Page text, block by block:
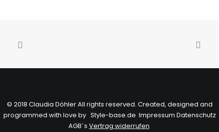
© 2018 Claudia Döhler All rights reserved. Created, designed and
programmed with love by Style-base.de Impressum Datenschutz
AGB´s Vertrag widerrufen